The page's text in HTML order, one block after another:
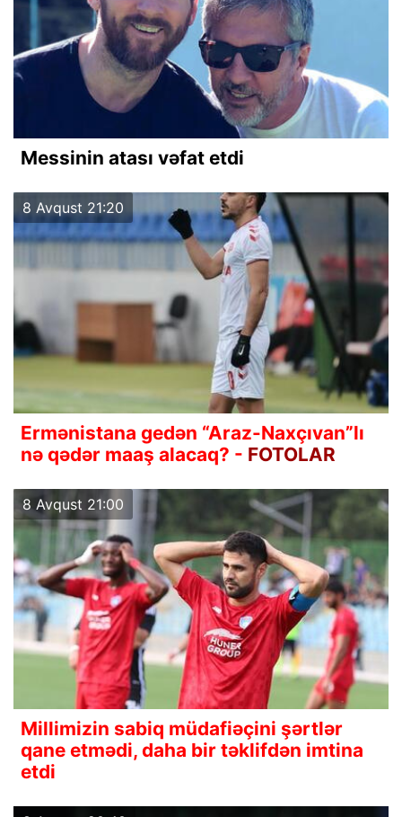
Messinin atası vəfat etdi
8 Avqust 21:20
Ermənistana gedən “Araz-Naxçıvan”lı
nə qədər maaş alacaq? - FOTOLAR
8 Avqust 21:00
Millimizin sabiq müdafiəçini şərtlər
qane etmədi, daha bir təklifdən imtina
etdi